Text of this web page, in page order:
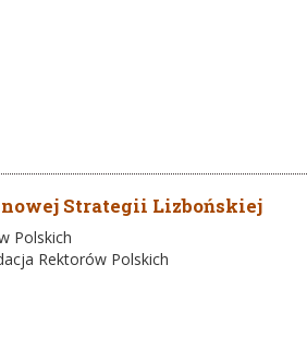
Strategii Lizbońskiej
Polskich
Rektorów Polskich